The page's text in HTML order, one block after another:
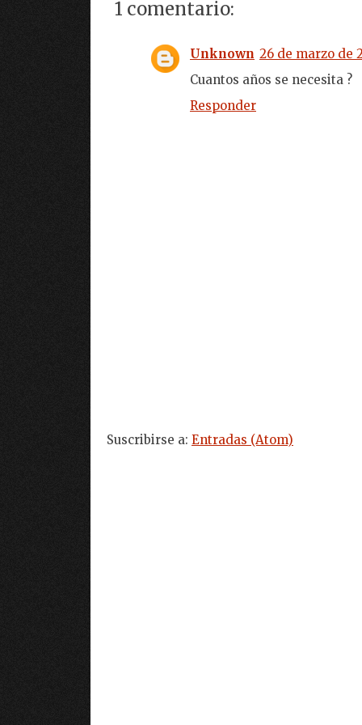
1 comentario:
Unknown 26 de marzo de
Cuantos años se necesita ?
Responder
Suscribirse a: Entradas (Atom)